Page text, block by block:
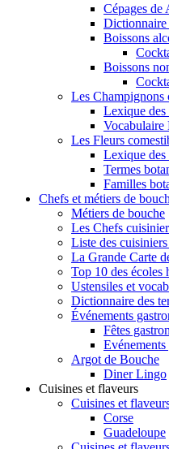
Cépages de
Boissons
Boissons
Les Champignons
Lexique des
Les Fleurs
Lexique des
Termes
Familles
Chefs et métiers de
Métiers de bouche
Les Chefs
Liste des
La Grande Carte
Top 10 des écoles
Ustensiles et
Dictionnaire des
Événements
Fêtes
Argot de Bouche
Diner Lingo
Cuisines et flaveurs
Cuisines et
Corse
Guadeloupe